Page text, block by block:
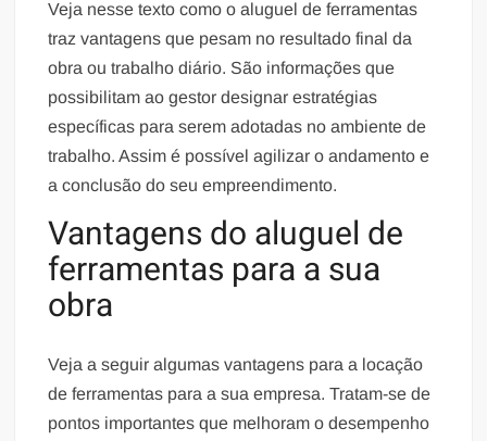
Veja nesse texto como o aluguel de ferramentas
traz vantagens que pesam no resultado final da
obra ou trabalho diário. São informações que
possibilitam ao gestor designar estratégias
específicas para serem adotadas no ambiente de
trabalho. Assim é possível agilizar o andamento e
a conclusão do seu empreendimento.
Vantagens do aluguel de
ferramentas para a sua
obra
Veja a seguir algumas vantagens para a locação
de ferramentas para a sua empresa. Tratam-se de
pontos importantes que melhoram o desempenho